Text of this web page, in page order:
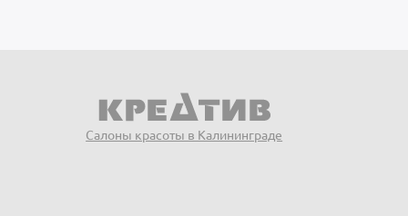
Салоны красоты в Калининграде